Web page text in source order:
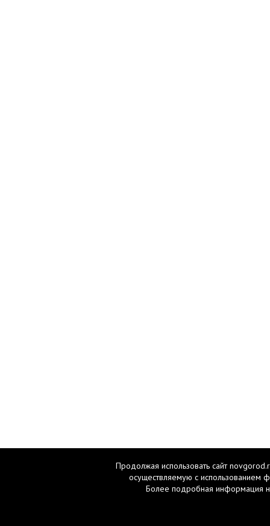
Продолжая использовать сайт
осуществляемую с использованием
Более подробная информация